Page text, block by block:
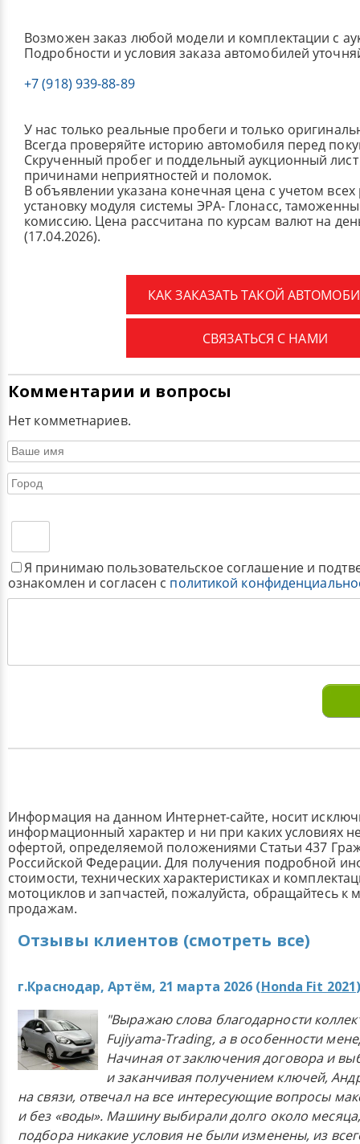
Возможен заказ любой модели и комплектации с
Подробности и условия заказа автомобилей
+7 (918) 939-88-89
У нас только реальные пробеги и только
Всегда проверяйте историю автомобиля перед
Скрученный пробег и поддельный аукционный лист
причинами неприятностей и поломок.
В объявлении указана конечная цена с учетом
установку модуля системы ЭРА- Глонасс,
комиссию. Цена рассчитана по курсам валют на
(17.04.2026).
КАК ЗАКАЗАТЬ ТАКОЙ
СВЯЗАТЬСЯ С НАМИ
Комментарии и вопросы
Нет комметнариев.
Я принимаю пользовательское соглашение и
ознакомлен и согласен с политикой
Информация на данном Интернет-сайте, носит
информационный характер и ни при каких условиях
офертой, определяемой положениями Статьи 437
Российской Федерации. Для получения подробной
стоимости, технических характеристиках и
мотоциклов и запчастей, пожалуйста, обращайтесь к
продажам.
Отзывы клиентов (смотреть все)
г.Краснодар, Артём, 21 марта 2026 (Honda Fit 2021
"Выражаю слова благодарности
Fujiyama-Trading, а в особенности
Начиная от заключения договора и
и заканчивая получением ключей,
на связи, отвечал на все интересующие вопросы
и без «воды». Машину выбирали долго около
подбора никакие условия не были изменены, из